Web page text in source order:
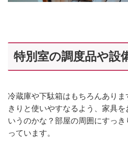
特別室の調度品や設
冷蔵庫や下駄箱はもちろんあり
きりと使いやすなるよう、家具
いうのかな？部屋の周囲にすっ
っています。